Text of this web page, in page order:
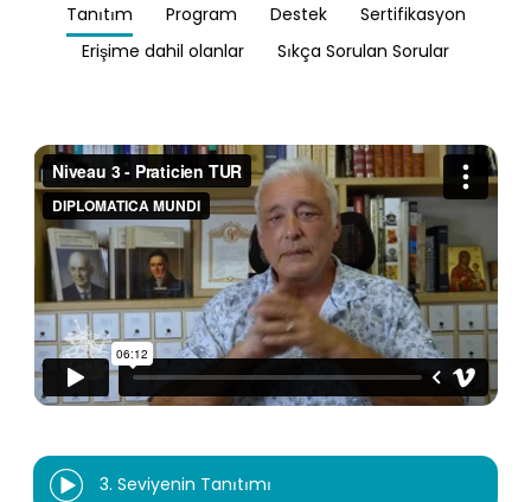
Tanıtım Program Destek
Sertifikasyon
Erişime dahil olanlar
Sıkça Sorulan Sorular
3. Seviyenin Tanıtımı